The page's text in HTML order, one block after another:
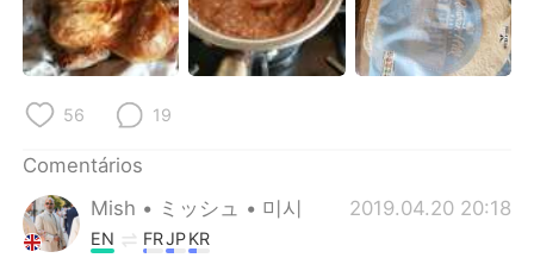
Italiano Türkçe
Tiếng Việt
56 19
Comentários
Mish • ミッシュ • 미시
2019.04.20 20:18
EN FRJPKR